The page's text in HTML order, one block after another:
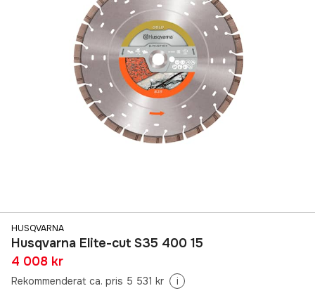
HUSQVARNA
Husqvarna Elite-cut S35 400 15
4 008 kr
Rekommenderat ca. pris 5 531 kr i